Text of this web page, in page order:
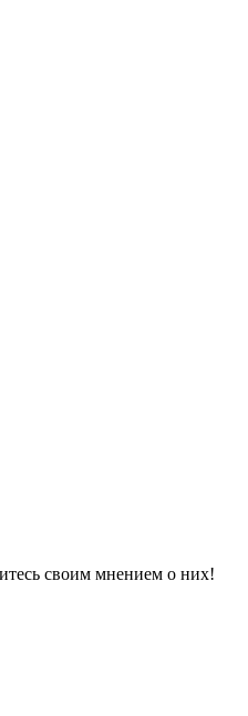
своим мнением о них!